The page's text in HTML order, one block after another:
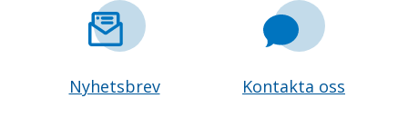
Nyhetsbrev Kontakta oss